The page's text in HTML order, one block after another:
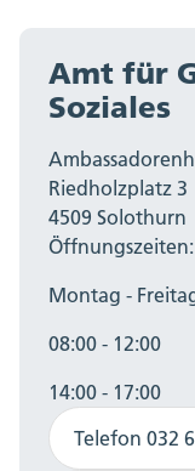
Amt für
Soziales
Riedholzplatz 3
4509 Solothurn
Öffnungszeiten:
Montag -
08:00 - 12:00
14:00 - 17:00
Telefon 032